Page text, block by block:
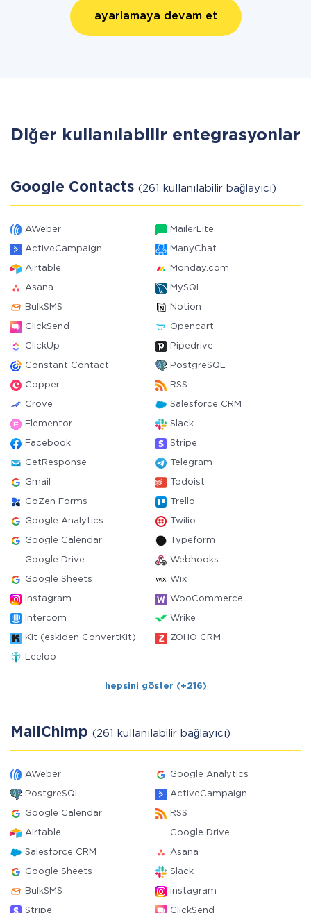
ayarlamaya devam et
Diğer kullanılabilir entegrasyonlar
Google Contacts (261 kullanılabilir bağlayıcı)
AWeber MailerLite
ActiveCampaign ManyChat
Airtable Monday.com
Asana MySQL
BulkSMS Notion
ClickSend Opencart
ClickUp Pipedrive
Constant Contact PostgreSQL
Copper RSS
Crove Salesforce CRM
Elementor Slack
Facebook Stripe
GetResponse Telegram
Gmail Todoist
GoZen Forms Trello
Google Analytics Twilio
Google Calendar Typeform
Google Drive Webhooks
Google Sheets Wix
Instagram WooCommerce
Intercom Wrike
Kit (eskiden ConvertKit) ZOHO CRM
Leeloo
hepsini göster (+216)
MailChimp (261 kullanılabilir bağlayıcı)
AWeber Google Analytics
PostgreSQL ActiveCampaign
Google Calendar RSS
Airtable Google Drive
Salesforce CRM Asana
Google Sheets Slack
BulkSMS Instagram
Stripe ClickSend